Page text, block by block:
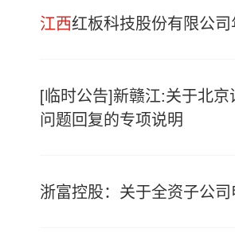
江西红板科技股份有限公
[临时公告]新赣江:关于北
问题回复的专项说明
浙富控股：关于全资子公